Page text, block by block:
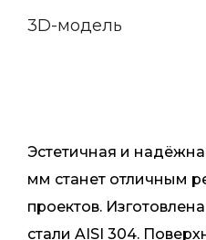
3D-модель
Эстетичная и
мм станет отличным
проектов.
стали AISI 304.